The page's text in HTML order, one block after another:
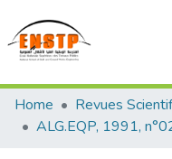
DSPACE de l'École
Publics
Home Revues
ALG.EQP, 1991,